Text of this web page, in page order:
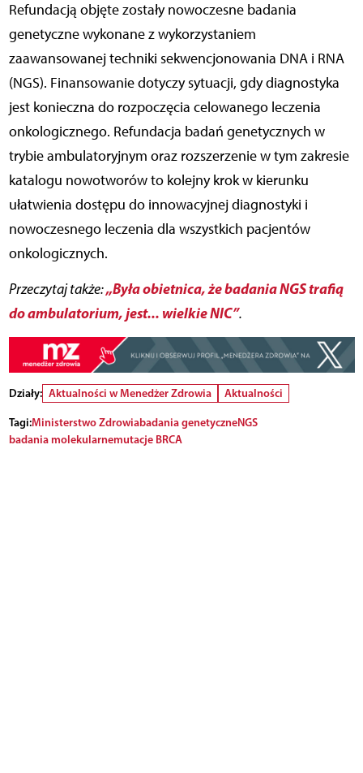
Refundacją objęte zostały nowoczesne badania
genetyczne wykonane z wykorzystaniem
zaawansowanej techniki sekwencjonowania DNA i RNA
(NGS). Finansowanie dotyczy sytuacji, gdy diagnostyka
jest konieczna do rozpoczęcia celowanego leczenia
onkologicznego. Refundacja badań genetycznych w
trybie ambulatoryjnym oraz rozszerzenie w tym zakresie
katalogu nowotworów to kolejny krok w kierunku
ułatwienia dostępu do innowacyjnej diagnostyki i
nowoczesnego leczenia dla wszystkich pacjentów
onkologicznych.
Przeczytaj także:„Była obietnica, że badania NGS trafią
do ambulatorium, jest... wielkie NIC”.
Działy: Aktualności w Menedżer Zdrowia
Aktualności
Tagi:Ministerstwo Zdrowiabadania genetyczneNGS
badania molekularnemutacje BRCA